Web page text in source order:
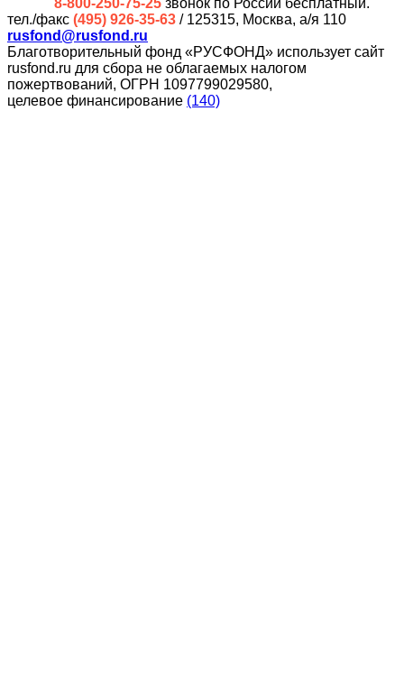
8-800-250-75-25 звонок по России бесплатный.
тел./факс (495) 926-35-63 / 125315, Москва, а/я 110
rusfond@rusfond.ru
Благотворительный фонд «РУСФОНД» использует сайт
rusfond.ru для сбора не облагаемых налогом
пожертвований, ОГРН 1097799029580,
целевое финансирование (140)